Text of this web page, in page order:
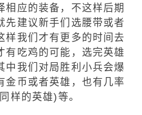
相应的装备，不这样后期
先建议新手们选腰带或者
样我们才有更多的时间去
有吃鸡的可能，选完英雄
中我们对局胜利小兵会爆
金币或者英雄，也有几率
样的英雄)等。